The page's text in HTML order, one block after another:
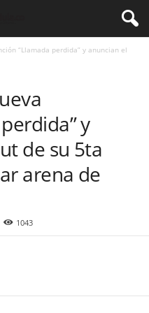
“Llamada perdida” y anuncian el
y
de su 5ta
arena de
1043